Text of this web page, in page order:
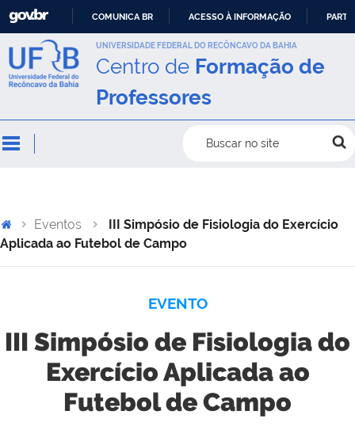
IR
PARA
CONTEÚDO
COMUNICA BR ACESSO À INFORMAÇÃO
UNIVERSIDADE FEDERAL DO RECÔNCAVO DA BAHIA
Centro de Formação de
Professores
Buscar no site
Eventos
III Simpósio de Fisiologia do Exercício
Aplicada ao Futebol de Campo
EVENTO
III Simpósio de Fisiologia do
Exercício Aplicada ao
Futebol de Campo